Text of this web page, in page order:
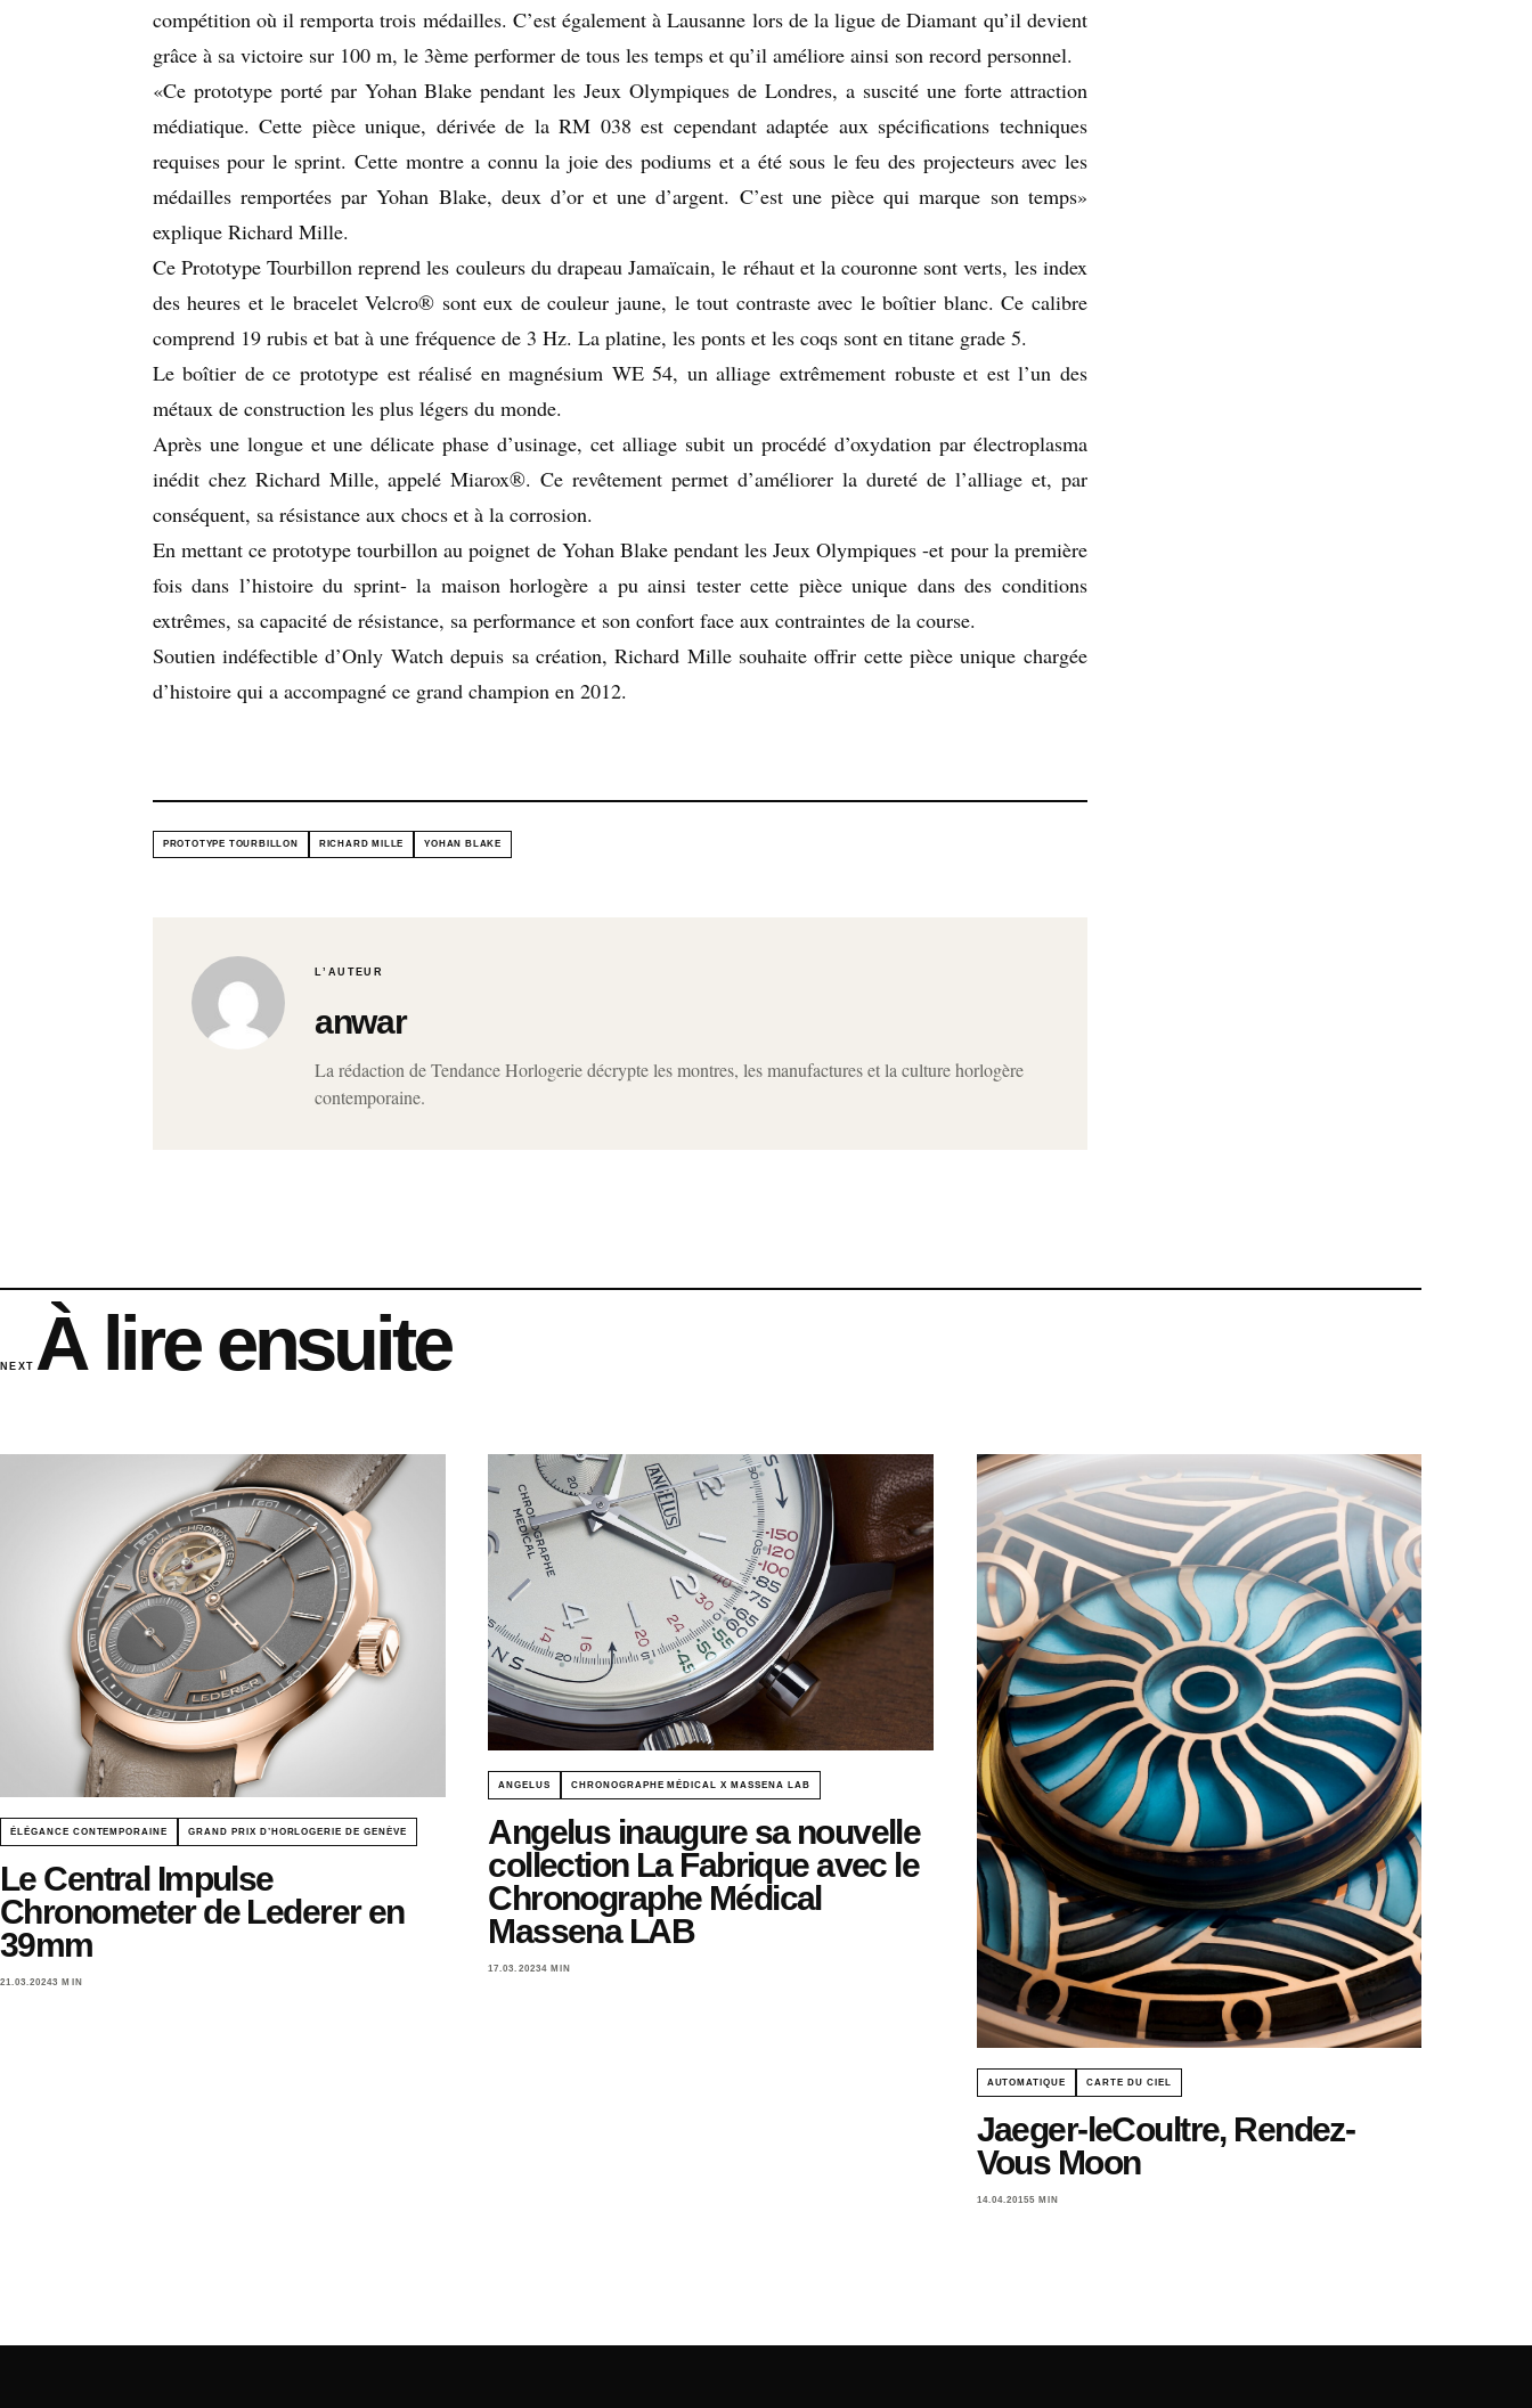
compétition où il remporta trois médailles. C’est également à Lausanne lors de la ligue de Diamant qu’il devient
grâce à sa victoire sur 100 m, le 3ème performer de tous les temps et qu’il améliore ainsi son record personnel.
«Ce prototype porté par Yohan Blake pendant les Jeux Olympiques de Londres, a suscité une forte attraction
médiatique. Cette pièce unique, dérivée de la RM 038 est cependant adaptée aux spécifications techniques
requises pour le sprint. Cette montre a connu la joie des podiums et a été sous le feu des projecteurs avec les
médailles remportées par Yohan Blake, deux d’or et une d’argent. C’est une pièce qui marque son temps»
explique Richard Mille.
Ce Prototype Tourbillon reprend les couleurs du drapeau Jamaïcain, le réhaut et la couronne sont verts, les index
des heures et le bracelet Velcro® sont eux de couleur jaune, le tout contraste avec le boîtier blanc. Ce calibre
comprend 19 rubis et bat à une fréquence de 3 Hz. La platine, les ponts et les coqs sont en titane grade 5.
Le boîtier de ce prototype est réalisé en magnésium WE 54, un alliage extrêmement robuste et est l’un des
métaux de construction les plus légers du monde.
Après une longue et une délicate phase d’usinage, cet alliage subit un procédé d’oxydation par électroplasma
inédit chez Richard Mille, appelé Miarox®. Ce revêtement permet d’améliorer la dureté de l’alliage et, par
conséquent, sa résistance aux chocs et à la corrosion.
En mettant ce prototype tourbillon au poignet de Yohan Blake pendant les Jeux Olympiques -et pour la première
fois dans l’histoire du sprint- la maison horlogère a pu ainsi tester cette pièce unique dans des conditions
extrêmes, sa capacité de résistance, sa performance et son confort face aux contraintes de la course.
Soutien indéfectible d’Only Watch depuis sa création, Richard Mille souhaite offrir cette pièce unique chargée
d’histoire qui a accompagné ce grand champion en 2012.
PROTOTYPE TOURBILLON RICHARD MILLE YOHAN BLAKE
L’AUTEUR
anwar
La rédaction de Tendance Horlogerie décrypte les montres, les manufactures et la culture horlogère
contemporaine.
NEXT À lire ensuite
ÉLÉGANCE CONTEMPORAINE GRAND PRIX D’HORLOGERIE DE GENÈVE
Le Central Impulse
Chronometer de Lederer en
39mm
21.03.20243 MIN
ANGELUS CHRONOGRAPHE MÉDICAL X MASSENA LAB
Angelus inaugure sa nouvelle
collection La Fabrique avec le
Chronographe Médical
Massena LAB
17.03.20234 MIN
AUTOMATIQUE CARTE DU CIEL
Jaeger-leCoultre, Rendez-
Vous Moon
14.04.20155 MIN